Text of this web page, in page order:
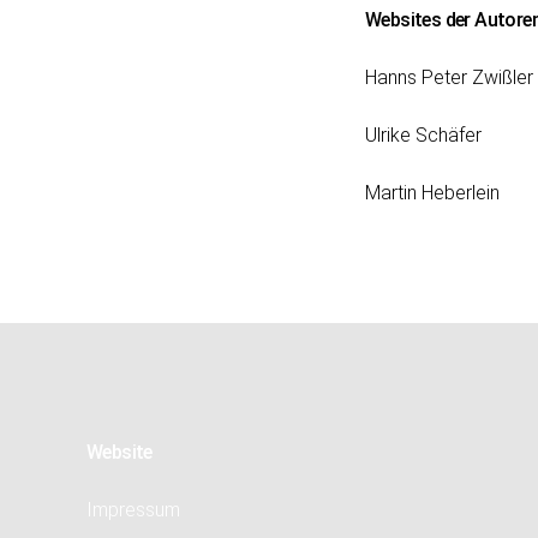
Websites der
Hanns Peter Zwißler
Ulrike Schäfer
Martin Heberlein
Website
Impressum